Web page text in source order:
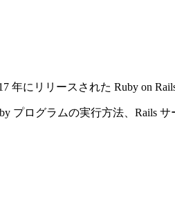
にリリースされた Ruby on
プログラムの実行方法、Rails